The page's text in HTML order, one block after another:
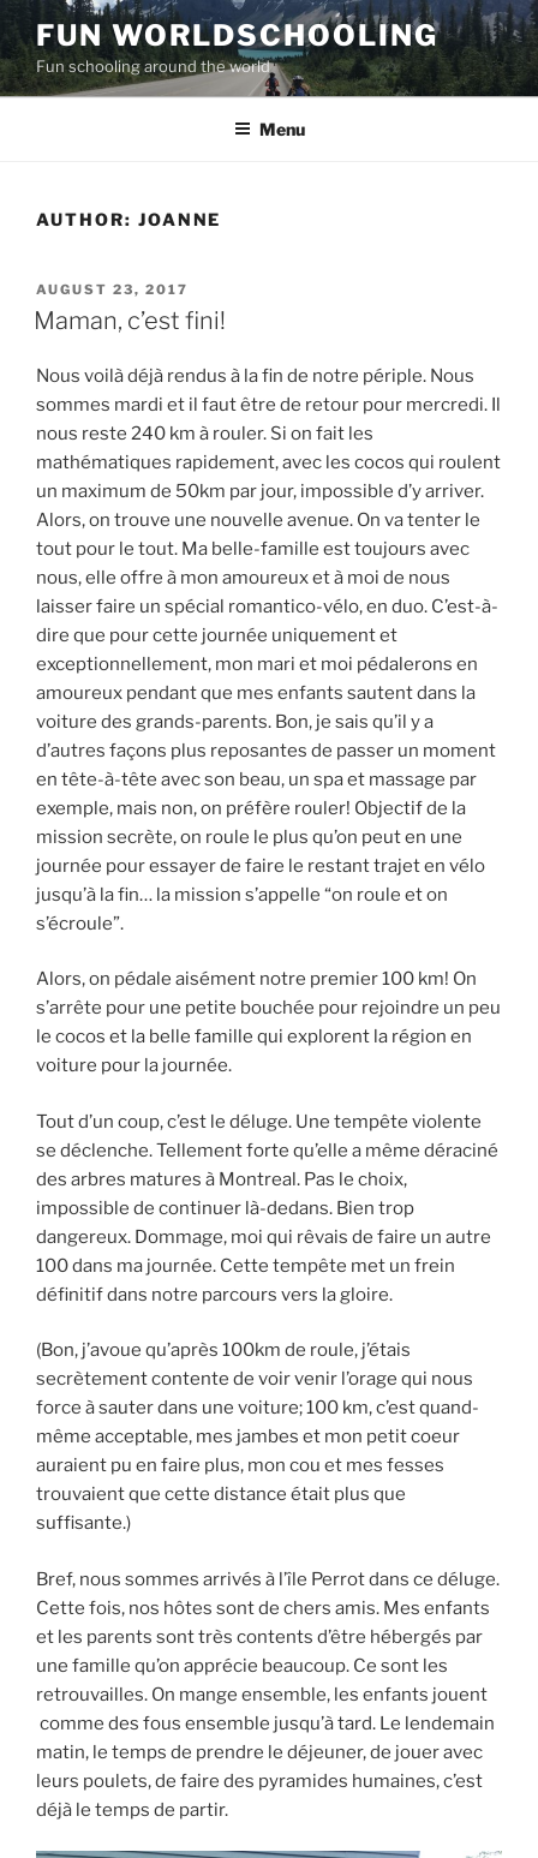
Skip
content
FUN WORLDSCHOOLING
Fun schooling around the world
Menu
AUTHOR: JOANNE
POSTED
ON
AUGUST 23, 2017
Maman, c’est fini!
Nous voilà déjà rendus à la fin de notre périple. Nous
sommes mardi et il faut être de retour pour mercredi. Il
nous reste 240 km à rouler. Si on fait les
mathématiques rapidement, avec les cocos qui roulent
un maximum de 50km par jour, impossible d’y arriver.
Alors, on trouve une nouvelle avenue. On va tenter le
tout pour le tout. Ma belle-famille est toujours avec
nous, elle offre à mon amoureux et à moi de nous
laisser faire un spécial romantico-vélo, en duo. C’est-à-
dire que pour cette journée uniquement et
exceptionnellement, mon mari et moi pédalerons en
amoureux pendant que mes enfants sautent dans la
voiture des grands-parents. Bon, je sais qu’il y a
d’autres façons plus reposantes de passer un moment
en tête-à-tête avec son beau, un spa et massage par
exemple, mais non, on préfère rouler! Objectif de la
mission secrète, on roule le plus qu’on peut en une
journée pour essayer de faire le restant trajet en vélo
jusqu’à la fin… la mission s’appelle “on roule et on
s’écroule”.
Alors, on pédale aisément notre premier 100 km! On
s’arrête pour une petite bouchée pour rejoindre un peu
le cocos et la belle famille qui explorent la région en
voiture pour la journée.
Tout d’un coup, c’est le déluge. Une tempête violente
se déclenche. Tellement forte qu’elle a même déraciné
des arbres matures à Montreal. Pas le choix,
impossible de continuer là-dedans. Bien trop
dangereux. Dommage, moi qui rêvais de faire un autre
100 dans ma journée. Cette tempête met un frein
définitif dans notre parcours vers la gloire.
(Bon, j’avoue qu’après 100km de roule, j’étais
secrètement contente de voir venir l’orage qui nous
force à sauter dans une voiture; 100 km, c’est quand-
même acceptable, mes jambes et mon petit coeur
auraient pu en faire plus, mon cou et mes fesses
trouvaient que cette distance était plus que
suffisante.)
Bref, nous sommes arrivés à l’île Perrot dans ce déluge.
Cette fois, nos hôtes sont de chers amis. Mes enfants
et les parents sont très contents d’être hébergés par
une famille qu’on apprécie beaucoup. Ce sont les
retrouvailles. On mange ensemble, les enfants jouent
comme des fous ensemble jusqu’à tard. Le lendemain
matin, le temps de prendre le déjeuner, de jouer avec
leurs poulets, de faire des pyramides humaines, c’est
déjà le temps de partir.